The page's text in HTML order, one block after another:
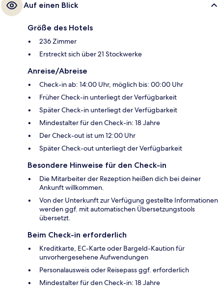
Auf einen Blick
Größe des Hotels
236 Zimmer
Erstreckt sich über 21 Stockwerke
Anreise/Abreise
Check-in ab: 14:00 Uhr, möglich bis: 00:00 Uhr
Früher Check-in unterliegt der Verfügbarkeit
Später Check-in unterliegt der Verfügbarkeit
Mindestalter für den Check-in: 18 Jahre
Der Check-out ist um 12:00 Uhr
Später Check-out unterliegt der Verfügbarkeit
Besondere Hinweise für den Check-in
Die Mitarbeiter der Rezeption heißen dich bei deiner
Ankunft willkommen.
Von der Unterkunft zur Verfügung gestellte Informationen
werden ggf. mit automatischen Übersetzungstools
übersetzt.
Beim Check-in erforderlich
Kreditkarte, EC-Karte oder Bargeld-Kaution für
unvorhergesehene Aufwendungen
Personalausweis oder Reisepass ggf. erforderlich
Mindestalter für den Check-in: 18 Jahre